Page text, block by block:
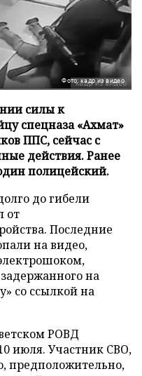
Фото: кадр из видео
силы к
спецназа «Ахмат»
ППС, сейчас с
действия. Ранее
полицейский.
до гибели
от
Последние
на видео,
на
со ссылкой на
РОВД
июля. Участник СВО,
предположительно,